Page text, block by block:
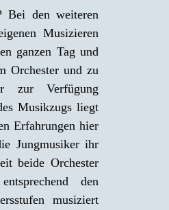
Bei den weiteren
Musizieren
ganzen Tag und
Orchester und zu
zur Verfügung
Musikzugs liegt
Erfahrungen hier
Jungmusiker ihr
beide Orchester
den
musiziert